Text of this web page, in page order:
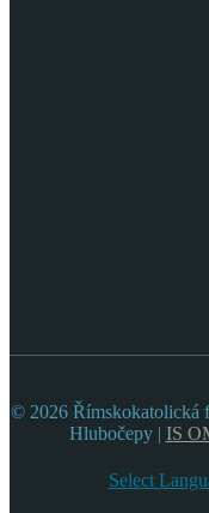
© 2026 Římskokatolická
Hlubočepy | IS
Select